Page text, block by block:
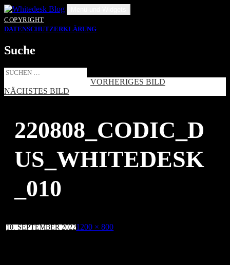
Zum
Inhalt
springen
COPYRIGHT
DATENSCHUTZERKLÄRUNG
Suche
Suche
VORHERIGES BILD
NÄCHSTES BILD
220808_CODIC_D
US_WHITEDESK
_010
Veröffentlicht
am
10. SEPTEMBER 2022Volle
1200 × 800